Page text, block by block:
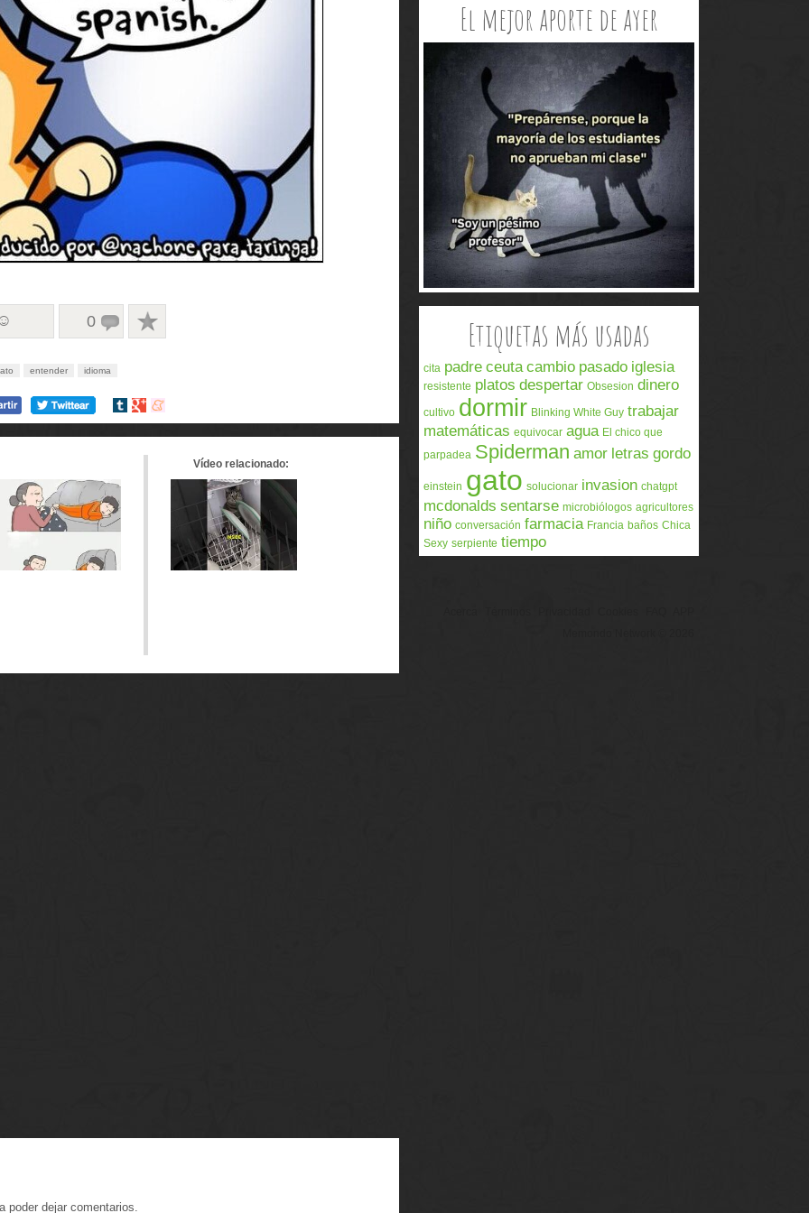
0
entender idioma
Compartir
Compartir
Compartir
Vídeo relacionado:
poder dejar comentarios.
El mejor aporte de ayer
Etiquetas más usadas
cita padre ceuta cambio pasado iglesia
resistente platos despertar Obsesion dinero
cultivo dormir Blinking White Guy trabajar
matemáticas equivocar agua El chico que
parpadea Spiderman amor letras gordo
einstein gato solucionar invasion chatgpt
mcdonalds sentarse microbiólogos agricultores
niño conversación farmacia Francia baños Chica
Sexy serpiente tiempo